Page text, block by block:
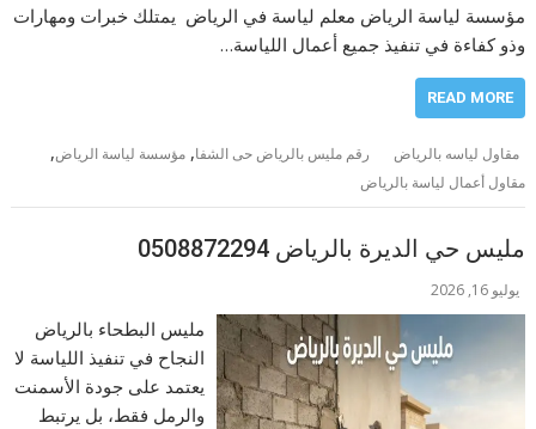
مؤسسة لياسة الرياض معلم لياسة في الرياض يمتلك خبرات ومهارات
وذو كفاءة في تنفيذ جميع أعمال اللياسة…
READ MORE
مقاول لياسه بالرياض رقم مليس بالرياض حى الشفا,مؤسسة لياسة الرياض,
مقاول أعمال لياسة بالرياض
مليس حي الديرة بالرياض 0508872294
يوليو 16, 2026
مليس البطحاء بالرياض
النجاح في تنفيذ اللياسة لا
يعتمد على جودة الأسمنت
والرمل فقط، بل يرتبط